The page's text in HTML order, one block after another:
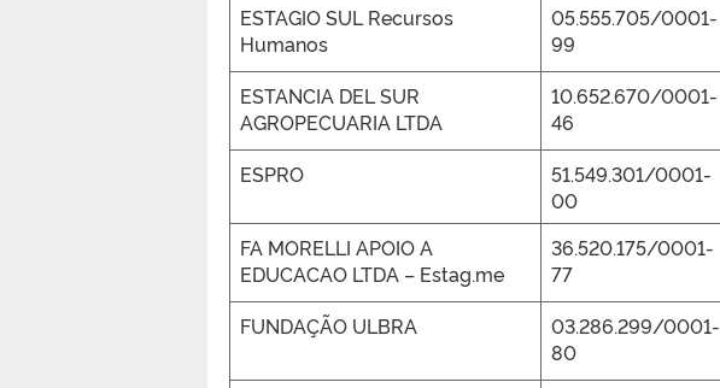
ESTAGIO SUL Recursos
Humanos
05.555.705/0001-
99
ESTANCIA DEL SUR
AGROPECUARIA LTDA
10.652.670/0001-
46
ESPRO
51.549.301/0001-
00
FA MORELLI APOIO A
EDUCACAO LTDA – Estag.me
36.520.175/0001-
77
FUNDAÇÃO ULBRA
03.286.299/0001-
80